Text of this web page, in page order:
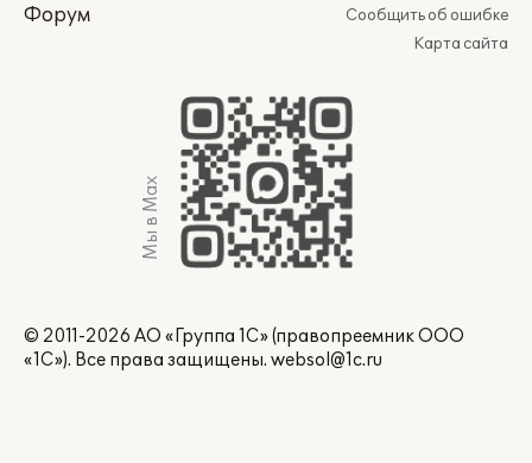
Форум
Сообщить об ошибке
Карта сайта
Мы в Max
© 2011-2026 АО «Группа 1С» (правопреемник ООО
«1С»). Все права защищены. websol@1c.ru